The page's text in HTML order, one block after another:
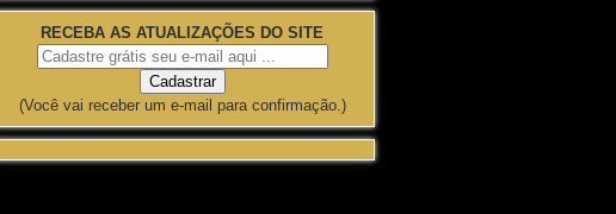
RECEBA AS ATUALIZAÇÕES DO SITE
(Você vai receber um e-mail para confirmação.)